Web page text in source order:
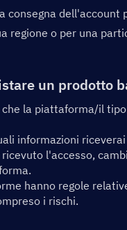
consegna
regione o per una
un prodotto
la piattaforma/il
informazioni
l'accesso,
hanno regole
i rischi.